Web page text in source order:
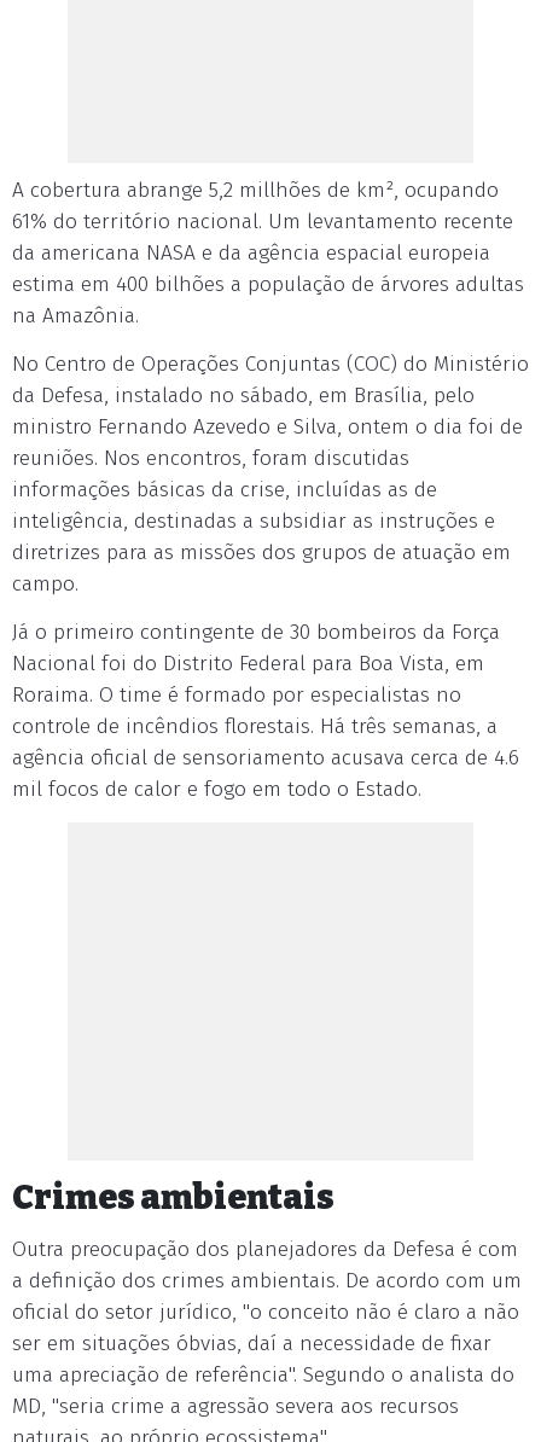
A cobertura abrange 5,2 millhões de km², ocupando
61% do território nacional. Um levantamento recente
da americana NASA e da agência espacial europeia
estima em 400 bilhões a população de árvores adultas
na Amazônia.
No Centro de Operações Conjuntas (COC) do Ministério
da Defesa, instalado no sábado, em Brasília, pelo
ministro Fernando Azevedo e Silva, ontem o dia foi de
reuniões. Nos encontros, foram discutidas
informações básicas da crise, incluídas as de
inteligência, destinadas a subsidiar as instruções e
diretrizes para as missões dos grupos de atuação em
campo.
Já o primeiro contingente de 30 bombeiros da Força
Nacional foi do Distrito Federal para Boa Vista, em
Roraima. O time é formado por especialistas no
controle de incêndios florestais. Há três semanas, a
agência oficial de sensoriamento acusava cerca de 4.6
mil focos de calor e fogo em todo o Estado.
Crimes ambientais
Outra preocupação dos planejadores da Defesa é com
a definição dos crimes ambientais. De acordo com um
oficial do setor jurídico, "o conceito não é claro a não
ser em situações óbvias, daí a necessidade de fixar
uma apreciação de referência". Segundo o analista do
MD, "seria crime a agressão severa aos recursos